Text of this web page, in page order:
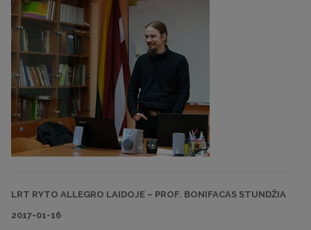
LRT RYTO ALLEGRO LAIDOJE – PROF. BONIFACAS STUNDŽIA
2017-01-16